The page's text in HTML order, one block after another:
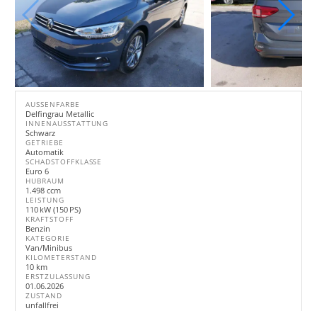
AUSSENFARBE
Delfingrau Metallic
INNENAUSSTATTUNG
Schwarz
GETRIEBE
Automatik
SCHADSTOFFKLASSE
Euro 6
HUBRAUM
1.498 ccm
LEISTUNG
110 kW (150 PS)
KRAFTSTOFF
Benzin
KATEGORIE
Van/Minibus
KILOMETERSTAND
10 km
ERSTZULASSUNG
01.06.2026
ZUSTAND
unfallfrei